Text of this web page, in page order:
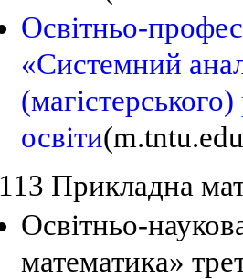
Освітньо-
«Системний
освіти
113 Прикладна
Освітньо-
математика»